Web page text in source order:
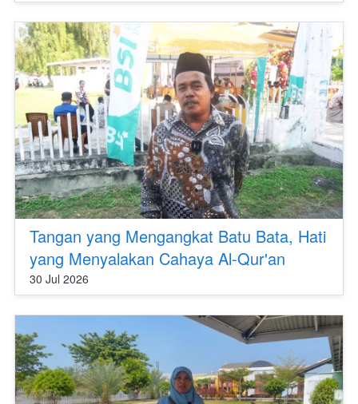
Tangan yang Mengangkat Batu Bata, Hati
yang Menyalakan Cahaya Al-Qur'an
30 Jul 2026